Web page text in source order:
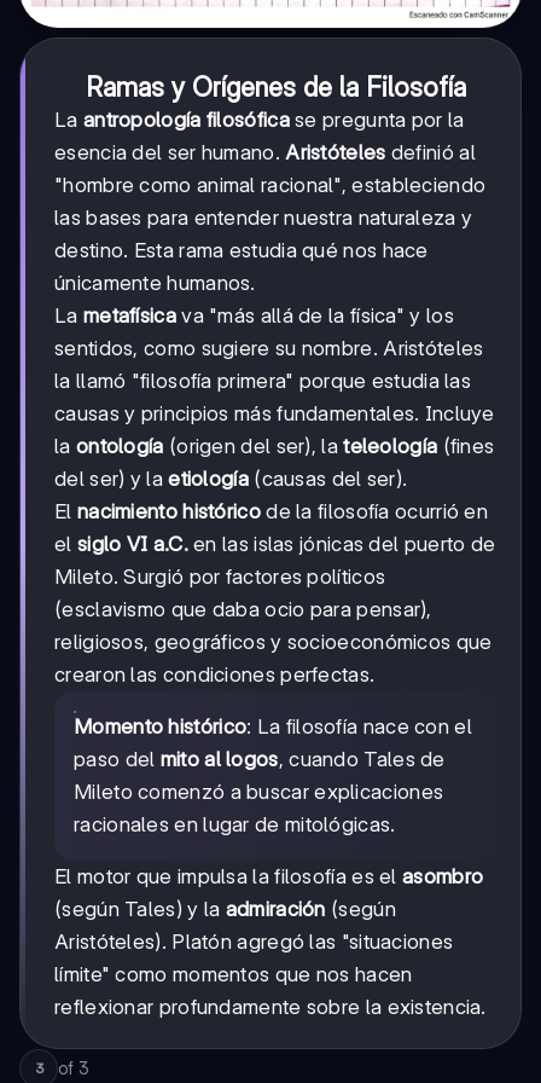
Ramas y Orígenes de la Filosofía
La antropología filosóficase pregunta por la
esencia del ser humano.Aristóteles definió al
"hombre como animal racional", estableciendo
las bases para entender nuestra naturaleza y
destino. Esta rama estudia qué nos hace
únicamente humanos.
La metafísicava "más allá de la física" y los
sentidos, como sugiere su nombre. Aristóteles
la llamó "filosofía primera" porque estudia las
causas y principios más fundamentales. Incluye
la ontología (origen del ser), lateleología (fines
del ser) y laetiología(causas del ser).
El nacimiento históricode la filosofía ocurrió en
el siglo VI a.C.en las islas jónicas del puerto de
Mileto. Surgió por factores políticos
(esclavismo que daba ocio para pensar),
religiosos, geográficos y socioeconómicos que
crearon las condiciones perfectas.
Momento histórico: La filosofía nace con el
paso del mito al logos, cuando Tales de
Mileto comenzó a buscar explicaciones
racionales en lugar de mitológicas.
El motor que impulsa la filosofía es el asombro
(según Tales) y la admiración (según
Aristóteles). Platón agregó las "situaciones
límite" como momentos que nos hacen
reflexionar profundamente sobre la existencia.
3 of 3